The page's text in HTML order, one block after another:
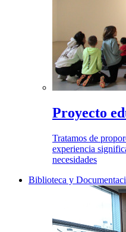
Proyecto
Tratamos de
experiencia
necesidades
Biblioteca y